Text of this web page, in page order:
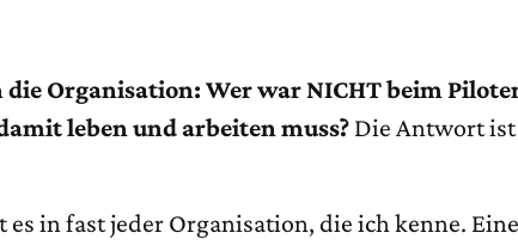
die Organisation: Wer war NICHT beim
leben und arbeiten muss? Die Antwort
es in fast jeder Organisation, die ich kenne.